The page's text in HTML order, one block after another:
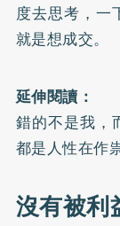
度去思考，一
就是想成交。
延伸閱讀：
錯的不是我，
都是人性在作
沒有被利